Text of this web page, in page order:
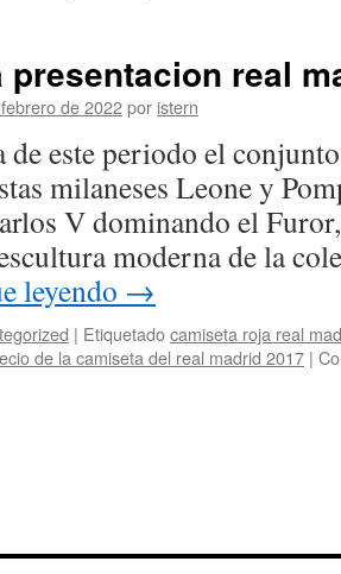
presentacion real
de 2022por istern
de este periodo el
milaneses Leone y
V dominando el
moderna de la
leyendo →
| Etiquetadocamiseta roja real
de la camiseta del real madrid 2017 |